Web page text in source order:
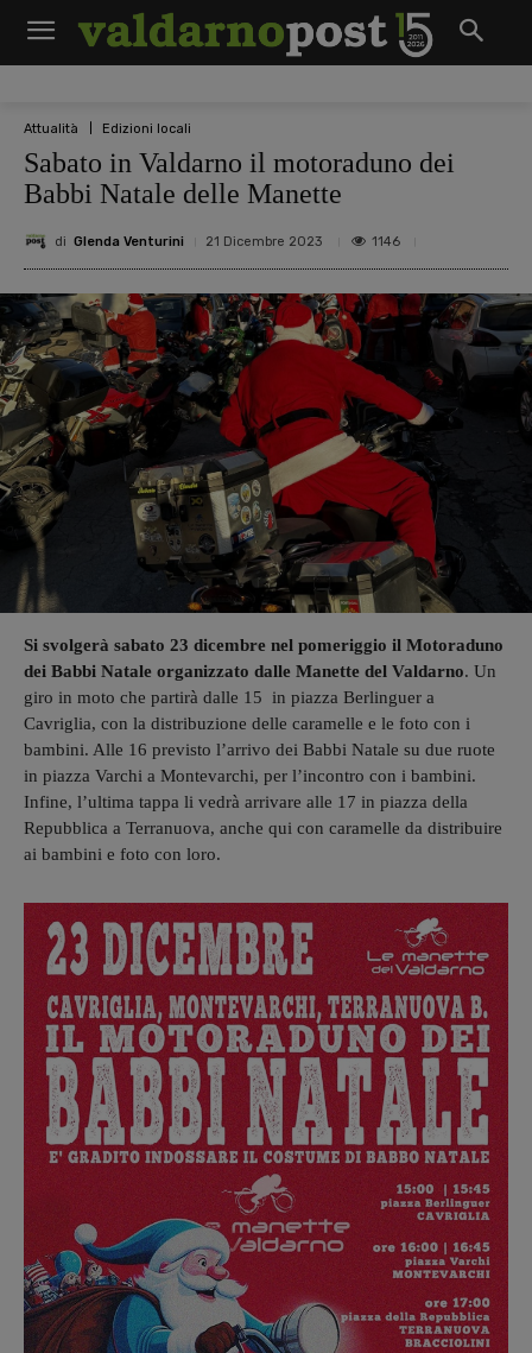
Attualità Edizioni locali
Sabato in Valdarno il motoraduno dei
Babbi Natale delle Manette
di Glenda Venturini 21 Dicembre 2023 1146
Si svolgerà sabato 23 dicembre nel pomeriggio il Motoraduno
dei Babbi Natale organizzato dalle Manette del Valdarno. Un
giro in moto che partirà dalle 15 in piazza Berlinguer a
Cavriglia, con la distribuzione delle caramelle e le foto con i
bambini. Alle 16 previsto l’arrivo dei Babbi Natale su due ruote
in piazza Varchi a Montevarchi, per l’incontro con i bambini.
Infine, l’ultima tappa li vedrà arrivare alle 17 in piazza della
Repubblica a Terranuova, anche qui con caramelle da distribuire
ai bambini e foto con loro.